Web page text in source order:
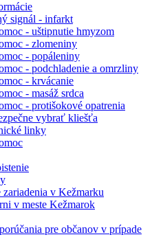
signál - infarkt
- uštipnutie hmyzom
- zlomeniny
- popáleniny
- podchladenie a omrzliny
- krvácanie
- masáž srdca
- protišokové opatrenia
vybrať kliešťa
linky
v Kežmarku
v meste Kežmarok
pre občanov v prípade